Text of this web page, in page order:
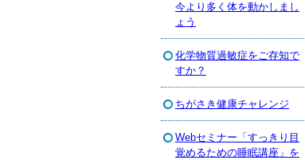
今より多く体を動かしまし
ょう
化学物質過敏症をご存知で
すか？
ちがさき健康チャレンジ
Webセミナー「すっきり目
覚めるための睡眠講座」を